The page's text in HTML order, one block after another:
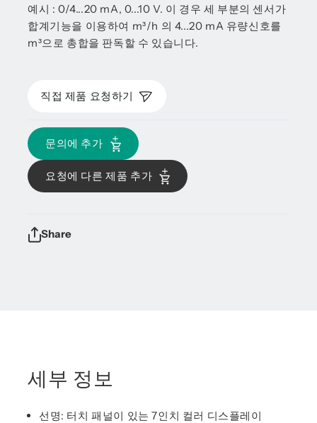
예시 : 0/4...20 mA, 0...10 V. 이 경우 세 부분의 센서가
합계기능을 이용하여 m³/h 의 4...20 mA 유량신호를
m³으로 총합을 판독할 수 있습니다.
직접 제품 요청하기
문의에 추가
요청에 다른 제품 추가
Share
세부 정보
선명: 터치 패널이 있는 7인치 컬러 디스플레이